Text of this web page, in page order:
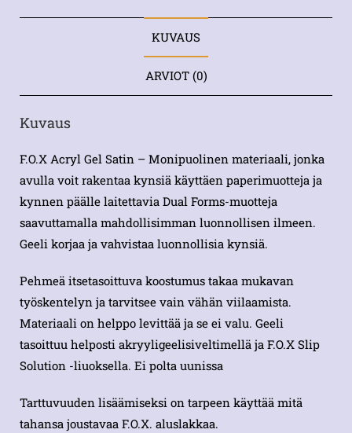
KUVAUS
ARVIOT (0)
Kuvaus
F.O.X Acryl Gel Satin – Monipuolinen materiaali, jonka
avulla voit rakentaa kynsiä käyttäen paperimuotteja ja
kynnen päälle laitettavia Dual Forms-muotteja
saavuttamalla mahdollisimman luonnollisen ilmeen.
Geeli korjaa ja vahvistaa luonnollisia kynsiä.
Pehmeä itsetasoittuva koostumus takaa mukavan
työskentelyn ja tarvitsee vain vähän viilaamista.
Materiaali on helppo levittää ja se ei valu. Geeli
tasoittuu helposti akryyligeelisiveltimellä ja F.O.X Slip
Solution -liuoksella. Ei polta uunissa
Tarttuvuuden lisäämiseksi on tarpeen käyttää mitä
tahansa joustavaa F.O.X. aluslakkaa.